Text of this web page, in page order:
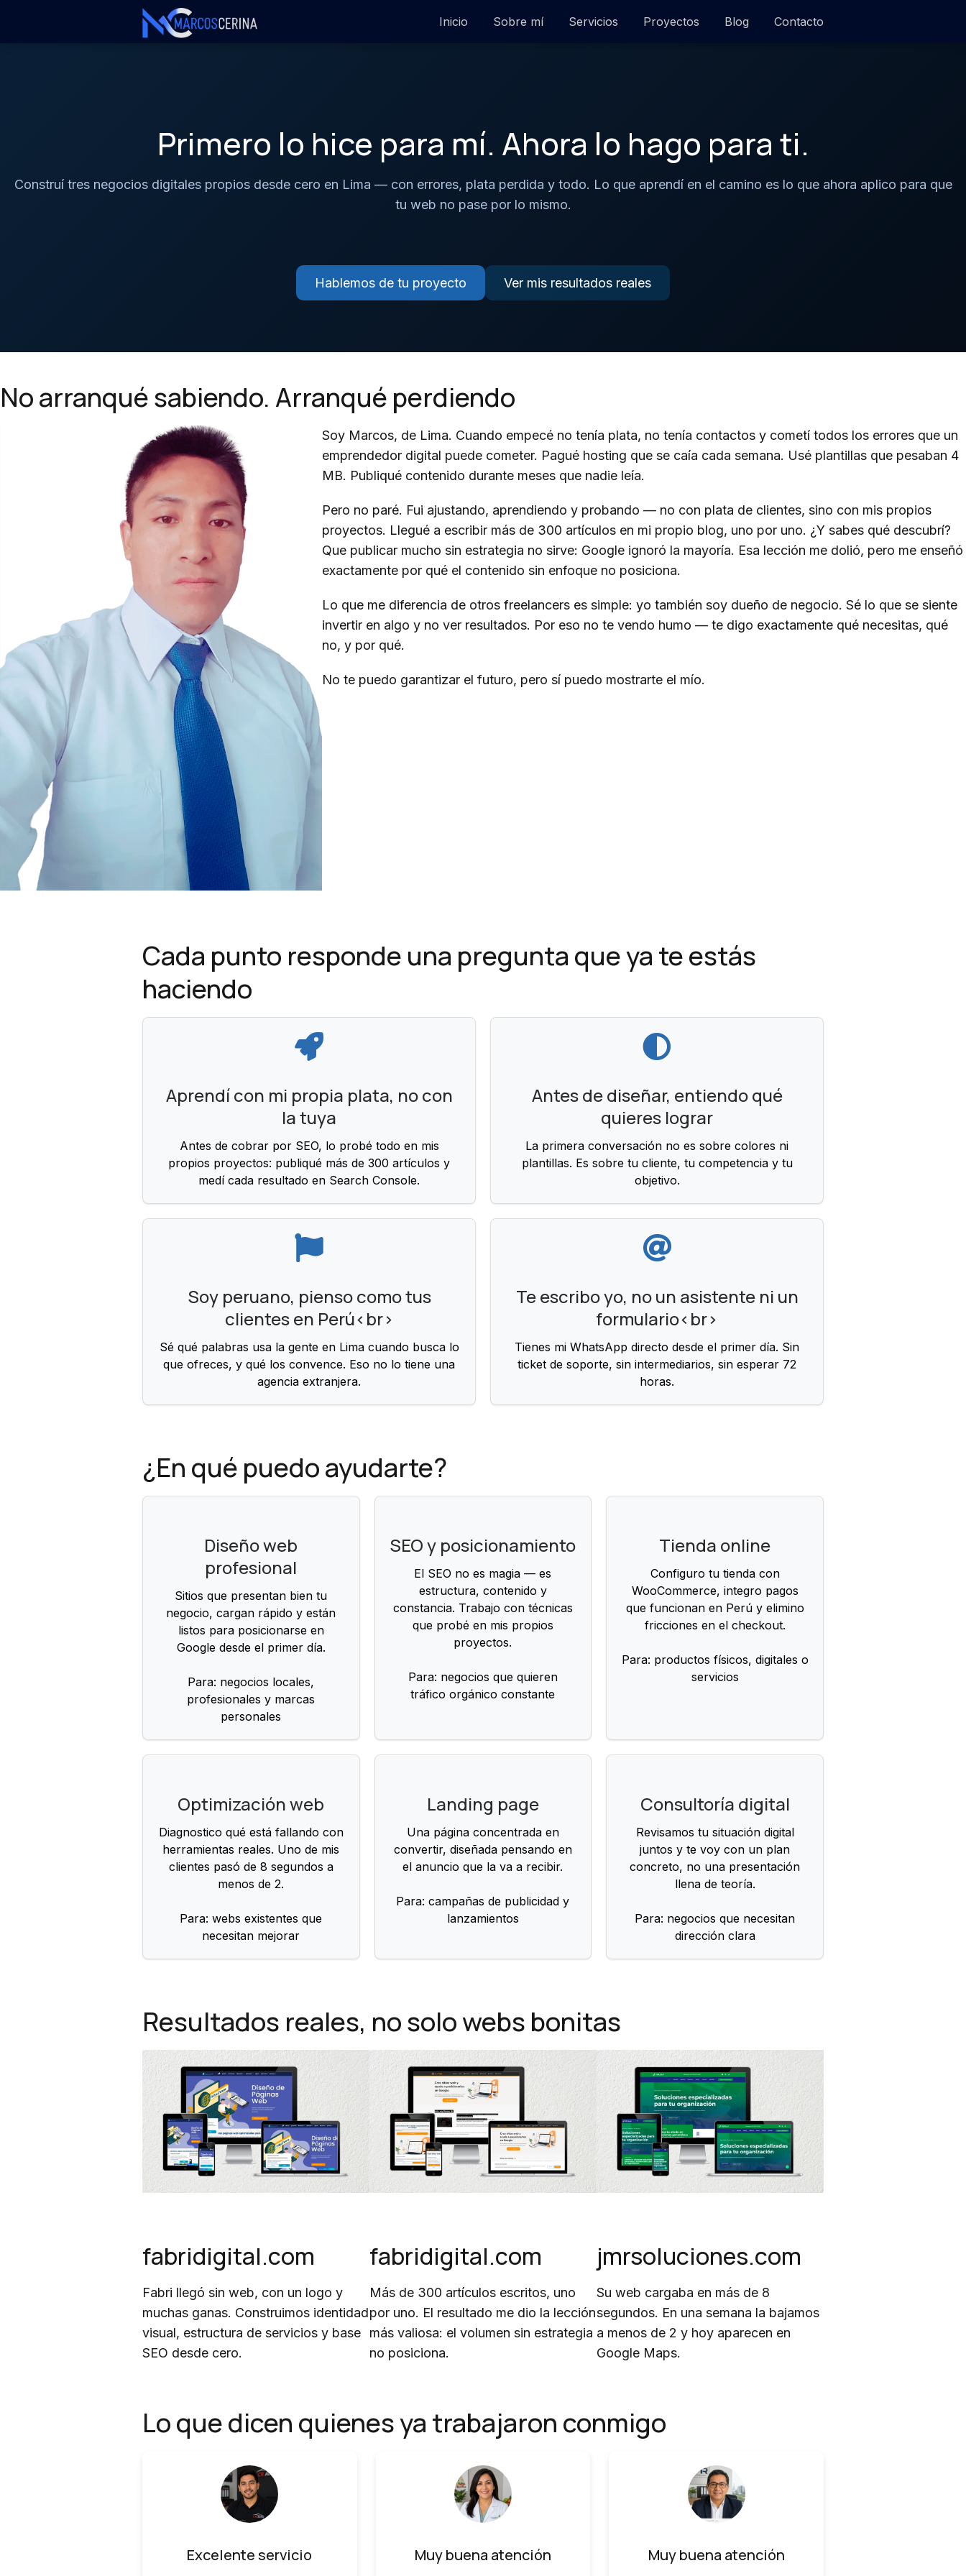
Inicio Sobre mí Servicios Proyectos Blog Contacto
Primero lo hice para mí. Ahora lo hago para ti.
Construí tres negocios digitales propios desde cero en Lima — con errores, plata perdida y todo. Lo que aprendí en el camino es lo que ahora aplico para que
tu web no pase por lo mismo.
Hablemos de tu proyecto Ver mis resultados reales
No arranqué sabiendo. Arranqué perdiendo
Soy Marcos, de Lima. Cuando empecé no tenía plata, no tenía contactos y cometí todos los errores que un
emprendedor digital puede cometer. Pagué hosting que se caía cada semana. Usé plantillas que pesaban 4
MB. Publiqué contenido durante meses que nadie leía.
Pero no paré. Fui ajustando, aprendiendo y probando — no con plata de clientes, sino con mis propios
proyectos. Llegué a escribir más de 300 artículos en mi propio blog, uno por uno. ¿Y sabes qué descubrí?
Que publicar mucho sin estrategia no sirve: Google ignoró la mayoría. Esa lección me dolió, pero me enseñó
exactamente por qué el contenido sin enfoque no posiciona.
Lo que me diferencia de otros freelancers es simple: yo también soy dueño de negocio. Sé lo que se siente
invertir en algo y no ver resultados. Por eso no te vendo humo — te digo exactamente qué necesitas, qué
no, y por qué.
No te puedo garantizar el futuro, pero sí puedo mostrarte el mío.
Cada punto responde una pregunta que ya te estás
haciendo
Aprendí con mi propia plata, no con
la tuya
Antes de cobrar por SEO, lo probé todo en mis
propios proyectos: publiqué más de 300 artículos y
medí cada resultado en Search Console.
Antes de diseñar, entiendo qué
quieres lograr
La primera conversación no es sobre colores ni
plantillas. Es sobre tu cliente, tu competencia y tu
objetivo.
Soy peruano, pienso como tus
clientes en Perú<br>
Sé qué palabras usa la gente en Lima cuando busca lo
que ofreces, y qué los convence. Eso no lo tiene una
agencia extranjera.
Te escribo yo, no un asistente ni un
formulario<br>
Tienes mi WhatsApp directo desde el primer día. Sin
ticket de soporte, sin intermediarios, sin esperar 72
horas.
¿En qué puedo ayudarte?
Diseño web
profesional
Sitios que presentan bien tu
negocio, cargan rápido y están
listos para posicionarse en
Google desde el primer día.
Para: negocios locales,
profesionales y marcas
personales
SEO y posicionamiento
El SEO no es magia — es
estructura, contenido y
constancia. Trabajo con técnicas
que probé en mis propios
proyectos.
Para: negocios que quieren
tráfico orgánico constante
Tienda online
Configuro tu tienda con
WooCommerce, integro pagos
que funcionan en Perú y elimino
fricciones en el checkout.
Para: productos físicos, digitales o
servicios
Optimización web
Diagnostico qué está fallando con
herramientas reales. Uno de mis
clientes pasó de 8 segundos a
menos de 2.
Para: webs existentes que
necesitan mejorar
Landing page
Una página concentrada en
convertir, diseñada pensando en
el anuncio que la va a recibir.
Para: campañas de publicidad y
lanzamientos
Consultoría digital
Revisamos tu situación digital
juntos y te voy con un plan
concreto, no una presentación
llena de teoría.
Para: negocios que necesitan
dirección clara
Resultados reales, no solo webs bonitas
fabridigital.com
Fabri llegó sin web, con un logo y
muchas ganas. Construimos identidad
visual, estructura de servicios y base
SEO desde cero.
fabridigital.com
Más de 300 artículos escritos, uno
por uno. El resultado me dio la lección
más valiosa: el volumen sin estrategia
no posiciona.
jmrsoluciones.com
Su web cargaba en más de 8
segundos. En una semana la bajamos
a menos de 2 y hoy aparecen en
Google Maps.
Lo que dicen quienes ya trabajaron conmigo
Excelente servicio Muy buena atención Muy buena atención